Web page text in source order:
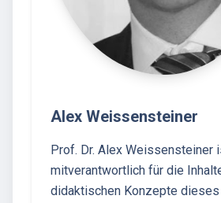
Alex Weissensteiner
Prof. Dr. Alex Weissensteiner
mitverantwortlich für die
didaktischen Konzepte